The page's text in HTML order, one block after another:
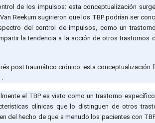
de los impulsos: esta conceptualización
Reekum sugirieron que los TBP podrían ser
del control de impulsos, como un
la tendencia a la acción de otros trastornos
post traumático crónico: esta conceptualización
.
el TBP es visto como un trastorno
clínicas que lo distinguen de otros
del hecho de que a menudo los pacientes con